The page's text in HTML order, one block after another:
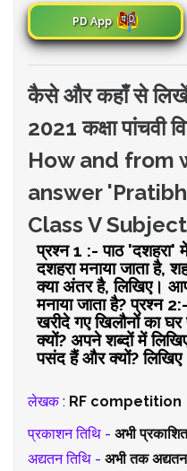
PD App
कैसे और कहाँ से लिखें
2021 कक्षा पांचवी
How and from
answer
Class V
प्रश्न 1 :- पाठ
दशहरा मनाया जाता है,
क्या अंतर है, लिखिए।
मनाया जाता है? प्रश्न
खरीदे गए खिलौनों का
क्यों? अपने शब्दों में
पसंद हैं और क्यों?
लेखक : RF competition
प्रकाशन तिथि - अभी
अद्यतन तिथि - अभी तक अद्यतन